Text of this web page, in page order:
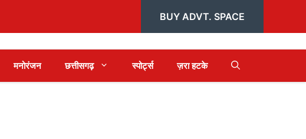
BUY ADVT. SPACE
मनोरंजन छत्तीसगढ़ स्पोर्ट्स ज़रा हटके